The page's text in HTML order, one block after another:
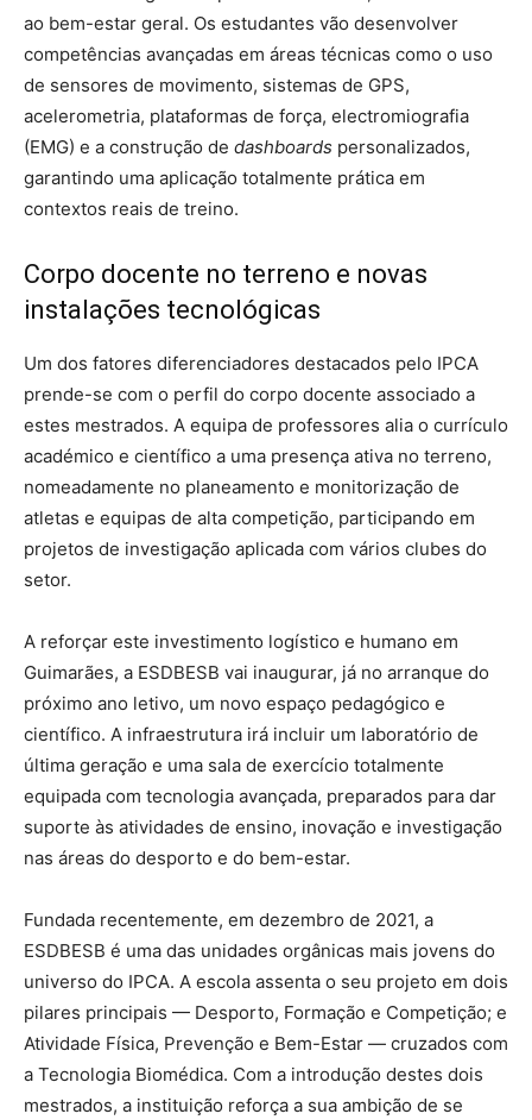
ao bem-estar geral. Os estudantes vão desenvolver
competências avançadas em áreas técnicas como o uso
de sensores de movimento, sistemas de GPS,
acelerometria, plataformas de força, electromiografia
(EMG) e a construção de dashboards personalizados,
garantindo uma aplicação totalmente prática em
contextos reais de treino.
Corpo docente no terreno e novas
instalações tecnológicas
Um dos fatores diferenciadores destacados pelo IPCA
prende-se com o perfil do corpo docente associado a
estes mestrados. A equipa de professores alia o currículo
académico e científico a uma presença ativa no terreno,
nomeadamente no planeamento e monitorização de
atletas e equipas de alta competição, participando em
projetos de investigação aplicada com vários clubes do
setor.
A reforçar este investimento logístico e humano em
Guimarães, a ESDBESB vai inaugurar, já no arranque do
próximo ano letivo, um novo espaço pedagógico e
científico. A infraestrutura irá incluir um laboratório de
última geração e uma sala de exercício totalmente
equipada com tecnologia avançada, preparados para dar
suporte às atividades de ensino, inovação e investigação
nas áreas do desporto e do bem-estar.
Fundada recentemente, em dezembro de 2021, a
ESDBESB é uma das unidades orgânicas mais jovens do
universo do IPCA. A escola assenta o seu projeto em dois
pilares principais — Desporto, Formação e Competição; e
Atividade Física, Prevenção e Bem-Estar — cruzados com
a Tecnologia Biomédica. Com a introdução destes dois
mestrados, a instituição reforça a sua ambição de se